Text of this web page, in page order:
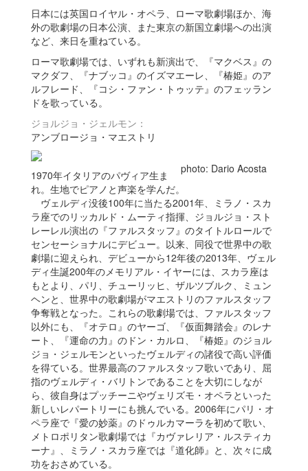
日本には英国ロイヤル・オペラ、ローマ歌劇場ほか、海
外の歌劇場の日本公演、また東京の新国立劇場への出演
など、来日を重ねている。
ローマ歌劇場では、いずれも新演出で、『マクベス』の
マクダフ、『ナブッコ』のイズマエーレ、『椿姫』のア
ルフレード、『コシ・ファン・トゥッテ』のフェッラン
ドを歌っている。
ジョルジョ・ジェルモン：
アンブロージョ・マエストリ
photo: Dario Acosta
1970年イタリアのパヴィア生ま
れ。生地でピアノと声楽を学んだ。
ヴェルディ没後100年に当たる2001年、ミラノ・スカ
ラ座でのリッカルド・ムーティ指揮、ジョルジョ・スト
レーレル演出の『ファルスタッフ』のタイトルロールで
センセーショナルにデビュー。以来、同役で世界中の歌
劇場に迎えられ、デビューから12年後の2013年、ヴェル
ディ生誕200年のメモリアル・イヤーには、スカラ座は
もとより、パリ、チューリッヒ、ザルツブルク、ミュン
ヘンと、世界中の歌劇場がマエストリのファルスタッフ
争奪戦となった。これらの歌劇場では、ファルスタッフ
以外にも、『オテロ』のヤーゴ、『仮面舞踏会』のレナ
ート、『運命の力』のドン・カルロ、『椿姫』のジョル
ジョ・ジェルモンといったヴェルディの諸役で高い評価
を得ている。世界最高のファルスタッフ歌いであり、屈
指のヴェルディ・バリトンであることを大切にしなが
ら、彼自身はプッチーニやヴェリズモ・オペラといった
新しいレパートリーにも挑んでいる。2006年にパリ・オ
ペラ座で『愛の妙薬』のドゥルカマーラを初めて歌い、
メトロポリタン歌劇場では『カヴァレリア・ルスティカ
ーナ』、ミラノ・スカラ座では『道化師』と、次々に成
功をおさめている。